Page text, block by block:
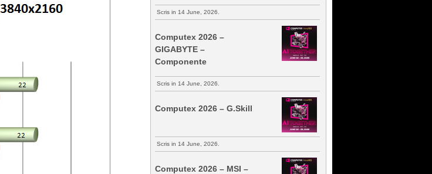
Scris in 14 June, 2026.
Computex 2026 –
GIGABYTE –
Componente
Scris in 14 June, 2026.
Computex 2026 – G.Skill
Scris in 14 June, 2026.
Computex 2026 – MSI –